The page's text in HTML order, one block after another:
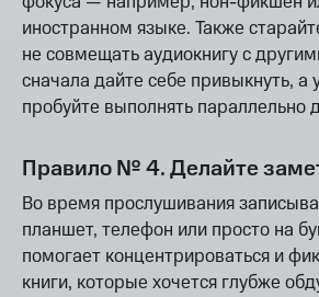
иностранном языке. Также
не совмещать аудиокнигу с
сначала дайте себе привыкнуть, а
пробуйте выполнять параллельно
Правило № 4. Делайте
Во время прослушивания
планшет, телефон или просто на
помогает концентрироваться и
книги, которые хочется глубже